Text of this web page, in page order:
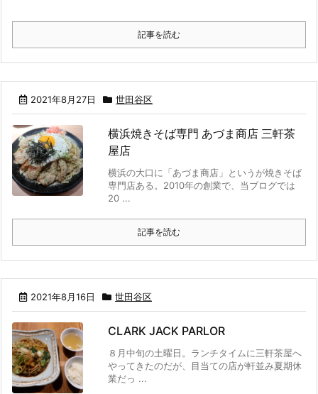
記事を読む
2021年8月27日 世田谷区
横浜焼きそば専門 あづま商店 三軒茶
屋店
横浜の大口に「あづま商店」というが焼きそば
専門店ある。2010年の創業で、当ブログでは
20 ...
記事を読む
2021年8月16日 世田谷区
CLARK JACK PARLOR
８月中旬の土曜日。ランチタイムに三軒茶屋へ
やってきたのだが、目当ての店が軒並み夏期休
業だっ ...